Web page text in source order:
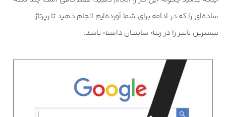
ساده‌ای را که در ادامه برای شما آورده‌ایم انجام دهید تا رپرتاژ،
بیشترین تأثیر را در رتبه سایتتان داشته باشد.